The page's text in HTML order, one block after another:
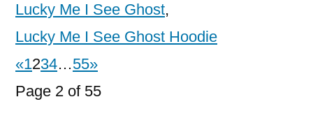
Lucky Me I See Ghost,
Lucky Me I See Ghost Hoodie
«1234…55»
Page 2 of 55